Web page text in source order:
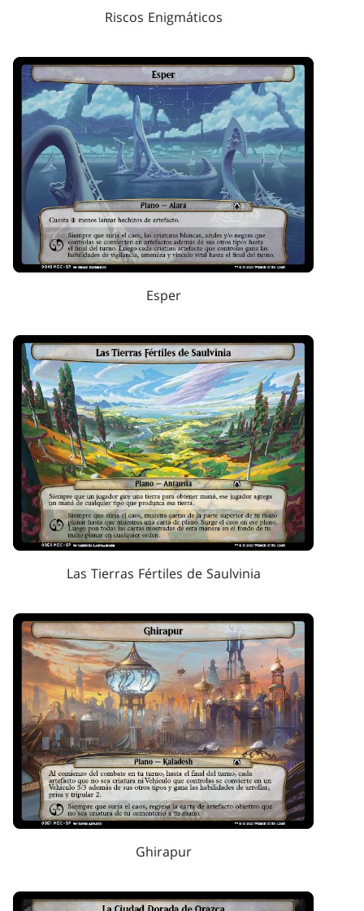
Riscos Enigmáticos
Esper
Las Tierras Fértiles de Saulvinia
Ghirapur